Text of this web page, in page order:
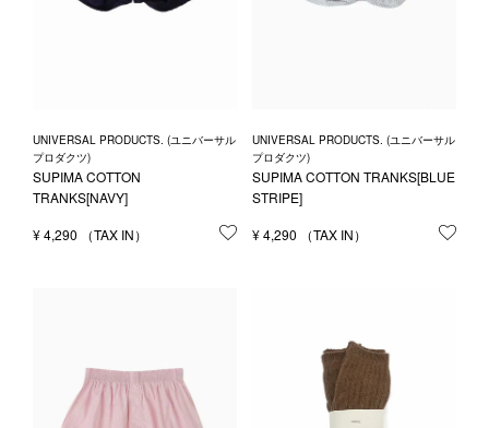
UNIVERSAL PRODUCTS. (ユニバーサル
プロダクツ)
SUPIMA COTTON
TRANKS[NAVY]
¥4,290 お気に入りに登録する
UNIVERSAL PRODUCTS. (ユニバーサル
プロダクツ)
SUPIMA COTTON TRANKS[BLUE
STRIPE]
¥4,290